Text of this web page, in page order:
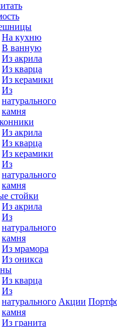
На кухню
В ванную
Из акрила
Из кварца
Из керамики
Из
натурального
камня
Из акрила
Из кварца
Из керамики
Из
натурального
камня
стойки
Из акрила
Из
натурального
камня
Из мрамора
Из оникса
Из кварца
Из
натурального
камня
Из гранита
Акции